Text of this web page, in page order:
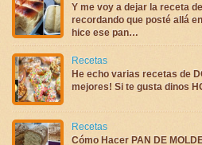
Y me voy a dejar la receta
recordando que posté allá
hice ese pan…
Recetas
He echo varias recetas de
mejores! Si te gusta dinos
Recetas
Cómo Hacer PAN DE